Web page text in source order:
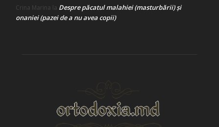
Crina Marina la Despre păcatul malahiei (masturbării) şi
onaniei (pazei de a nu avea copii)